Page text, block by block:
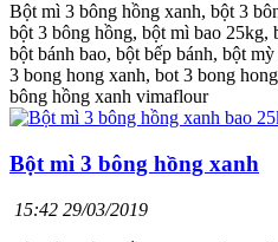
Bột mì 3 bông hồng xanh, bột 3
bột 3 bông hồng, bột mì bao
bột bánh bao, bột bếp bánh, bột
3 bong hong xanh, bot 3 bong
bông hồng xanh vimaflour
Bột mì 3 bông hồng xanh
15:42 29/03/2019